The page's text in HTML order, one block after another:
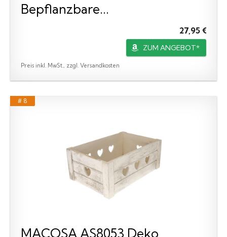
Bepflanzbare...
27,95 €
ZUM ANGEBOT*
Preis inkl. MwSt., zzgl. Versandkosten
# 8
MACOSA AS8053 Deko